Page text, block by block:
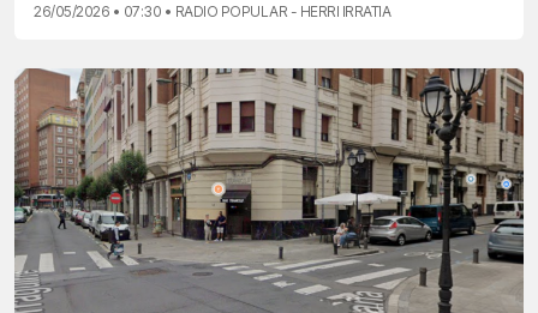
26/05/2026 • 07:30 • RADIO POPULAR - HERRI IRRATIA